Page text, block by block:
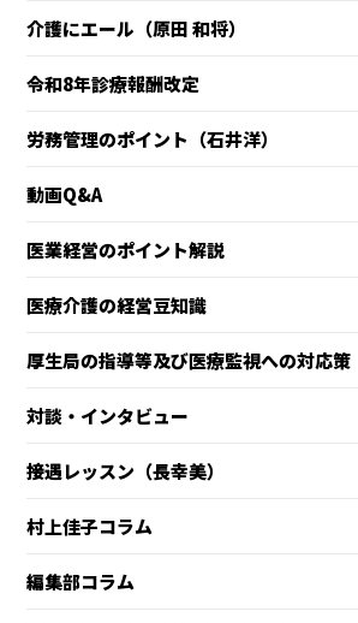
介護にエール（原田 和将）
令和8年診療報酬改定
労務管理のポイント（石井洋）
動画Q&A
医業経営のポイント解説
医療介護の経営豆知識
厚生局の指導等及び医療監視への対応策
対談・インタビュー
接遇レッスン（長幸美）
村上佳子コラム
編集部コラム